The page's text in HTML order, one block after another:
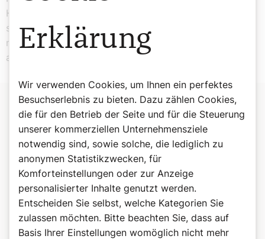
Herzlichkeit“, an dem die Dankbarkeit im Mittelpunkt
steht. Denn lebenslange Herzensbildung soll jedoch
nicht nur vom inneren Glauben geprägt sein, sondern
auch durch unser Tun sichtbar sein.
Das Herz-Jesu-Krankenhaus Wien
DasHerz-Jesu Krankenhaus ist eine orthopädische Fachklinik
in Wien-Landstraße. Die Kongregation der Dienerinnen des
Heiligsten Herzens Jesu wurde 1866 von Abbè Peter Viktor
Braun in Paris gegründet. Der Wiener Stabsarzt und Malteser,
Baron Jaromír von Mundy, lernte die Herz-Jesu-Schwestern in
einem Militärlazarett im Schloss Versailles im Deutsch-
Französischen Krieg kennen und schätzen. Er empfahl sie
dem späteren Direktor der Rudolfstiftung Böhm, der sie zur
Erklärung
Wir verwenden Cookies, um Ihnen ein perfektes
Besuchserlebnis zu bieten. Dazu zählen Cookies,
die für den Betrieb der Seite und für die Steuerung
unserer kommerziellen Unternehmensziele
notwendig sind, sowie solche, die lediglich zu
anonymen Statistikzwecken, für
Komforteinstellungen oder zur Anzeige
personalisierter Inhalte genutzt werden.
Entscheiden Sie selbst, welche Kategorien Sie
zulassen möchten. Bitte beachten Sie, dass auf
Basis Ihrer Einstellungen womöglich nicht mehr